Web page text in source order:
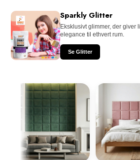
Sparkly Glitter
Eksklusivt glimmer, der giver
elegance til ethvert rum.
Se Glitter